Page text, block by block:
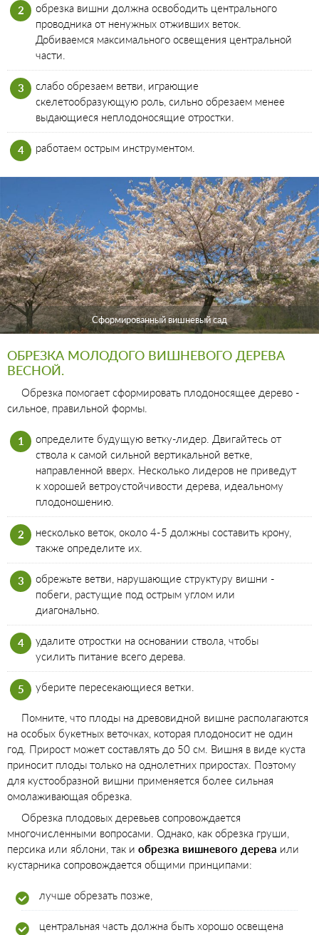
обрезка вишни должна освободить центрального
проводника от ненужных отживших веток.
Добиваемся максимального освещения центральной
части.
слабо обрезаем ветви, играющие
скелетообразующую роль, сильно обрезаем менее
выдающиеся неплодоносящие отростки.
работаем острым инструментом.
Сформированный вишневый сад
ОБРЕЗКА МОЛОДОГО ВИШНЕВОГО ДЕРЕВА
ВЕСНОЙ.
Обрезка помогает сформировать плодоносящее дерево -
сильное, правильной формы.
определите будущую ветку-лидер. Двигайтесь от
ствола к самой сильной вертикальной ветке,
направленной вверх. Несколько лидеров не приведут
к хорошей ветроустойчивости дерева, идеальному
плодоношению.
несколько веток, около 4-5 должны составить крону,
также определите их.
обрежьте ветви, нарушающие структуру вишни -
побеги, растущие под острым углом или
диагонально.
удалите отростки на основании ствола, чтобы
усилить питание всего дерева.
уберите пересекающиеся ветки.
Помните, что плоды на древовидной вишне располагаются
на особых букетных веточках, которая плодоносит не один
год. Прирост может составлять до 50 см. Вишня в виде куста
приносит плоды только на однолетних приростах. Поэтому
для кустообразной вишни применяется более сильная
омолаживающая обрезка.
Обрезка плодовых деревьев сопровождается
многочисленными вопросами. Однако, как обрезка груши,
персика или яблони, так и обрезка вишневого дерева или
кустарника сопровождается общими принципами:
лучше обрезать позже,
центральная часть должна быть хорошо освещена